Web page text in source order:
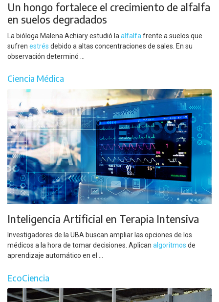
Un hongo fortalece el crecimiento de alfalfa
en suelos degradados
La bióloga Malena Achiary estudió la alfalfa frente a suelos que
sufren estrés debido a altas concentraciones de sales. En su
observación determinó ...
Ciencia Médica
Inteligencia Artificial en Terapia Intensiva
Investigadores de la UBA buscan ampliar las opciones de los
médicos a la hora de tomar decisiones. Aplican algoritmos de
aprendizaje automático en el ...
EcoCiencia